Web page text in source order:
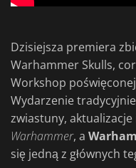
Dzisiejsza premiera
Warhammer Skulls,
Workshop
Wydarzenie
zwiastuny,
Warhammer, a
się jedną z głównych